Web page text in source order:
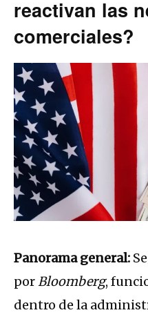
reactivan las
comerciales?
Panorama general:
porBloomberg,
dentro de la